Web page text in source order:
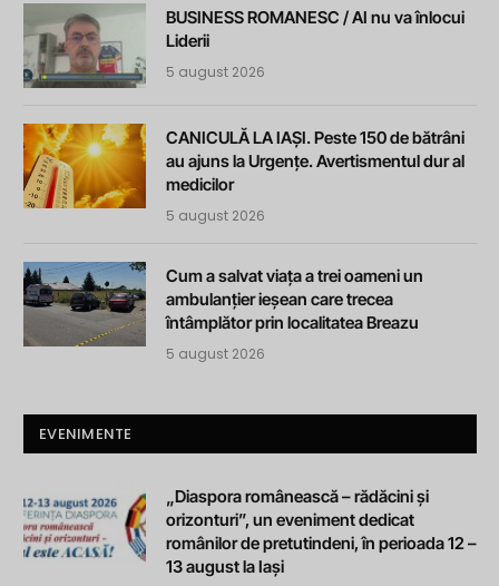
BUSINESS ROMANESC / AI nu va înlocui
Liderii
5 august 2026
CANICULĂ LA IAȘI. Peste 150 de bătrâni
au ajuns la Urgențe. Avertismentul dur al
medicilor
5 august 2026
Cum a salvat viața a trei oameni un
ambulanțier ieșean care trecea
întâmplător prin localitatea Breazu
5 august 2026
EVENIMENTE
„Diaspora românească – rădăcini și
orizonturi”, un eveniment dedicat
românilor de pretutindeni, în perioada 12 –
13 august la Iași